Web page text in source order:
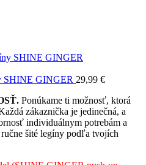
SHINE GINGER 29,99 €
Ponúkame ti možnosť, ktorá
zákaznička je jedinečná, a
individuálnym potrebám a
šité legíny podľa tvojích